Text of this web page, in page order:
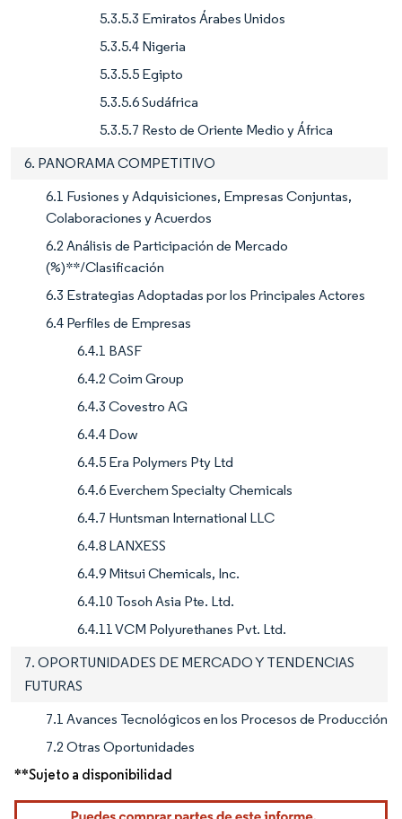
5.3.5.3 Emiratos Árabes Unidos
5.3.5.4 Nigeria
5.3.5.5 Egipto
5.3.5.6 Sudáfrica
5.3.5.7 Resto de Oriente Medio y África
6. PANORAMA COMPETITIVO
6.1 Fusiones y Adquisiciones, Empresas Conjuntas,
Colaboraciones y Acuerdos
6.2 Análisis de Participación de Mercado
(%)**/Clasificación
6.3 Estrategias Adoptadas por los Principales Actores
6.4 Perfiles de Empresas
6.4.1 BASF
6.4.2 Coim Group
6.4.3 Covestro AG
6.4.4 Dow
6.4.5 Era Polymers Pty Ltd
6.4.6 Everchem Specialty Chemicals
6.4.7 Huntsman International LLC
6.4.8 LANXESS
6.4.9 Mitsui Chemicals, Inc.
6.4.10 Tosoh Asia Pte. Ltd.
6.4.11 VCM Polyurethanes Pvt. Ltd.
7. OPORTUNIDADES DE MERCADO Y TENDENCIAS
FUTURAS
7.1 Avances Tecnológicos en los Procesos de Producción
7.2 Otras Oportunidades
**Sujeto a disponibilidad